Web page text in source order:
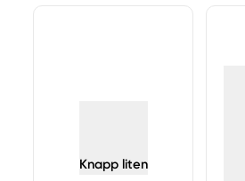
Knapp liten